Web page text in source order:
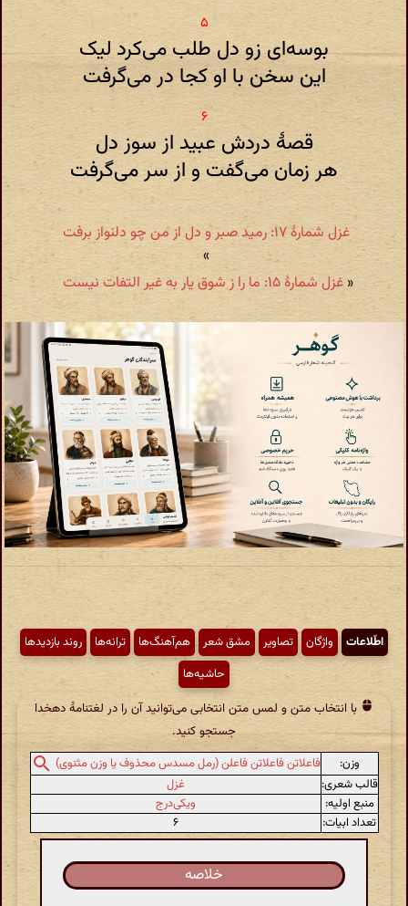
بوسه‌ای زو دل طلب می‌کرد لیک
این سخن با او کجا در می‌گرفت
قصهٔ دردش عبید از سوز دل
هر زمان می‌گفت و از سر می‌گرفت
غزل شمارهٔ ۱۷: رمید صبر و دل از من چو دلنواز برفت
»
«غزل شمارهٔ ۱۵: ما را ز شوق یار به غیر التفات نیست
اطّلاعات واژگان تصاویر مشق شعر هم‌آهنگ‌ها ترانه‌ها
روند بازدیدها
حاشیه‌ها
با انتخاب متن و لمس متن انتخابی می‌توانید آن را در لغتنامهٔ دهخدا
جستجو کنید.
وزن:
فاعلاتن فاعلاتن فاعلن (رمل مسدس محذوف یا وزن مثنوی)
قالب شعری:
غزل
منبع اولیه:
ویکی‌درج
تعداد ابیات:
۶
خلاصه